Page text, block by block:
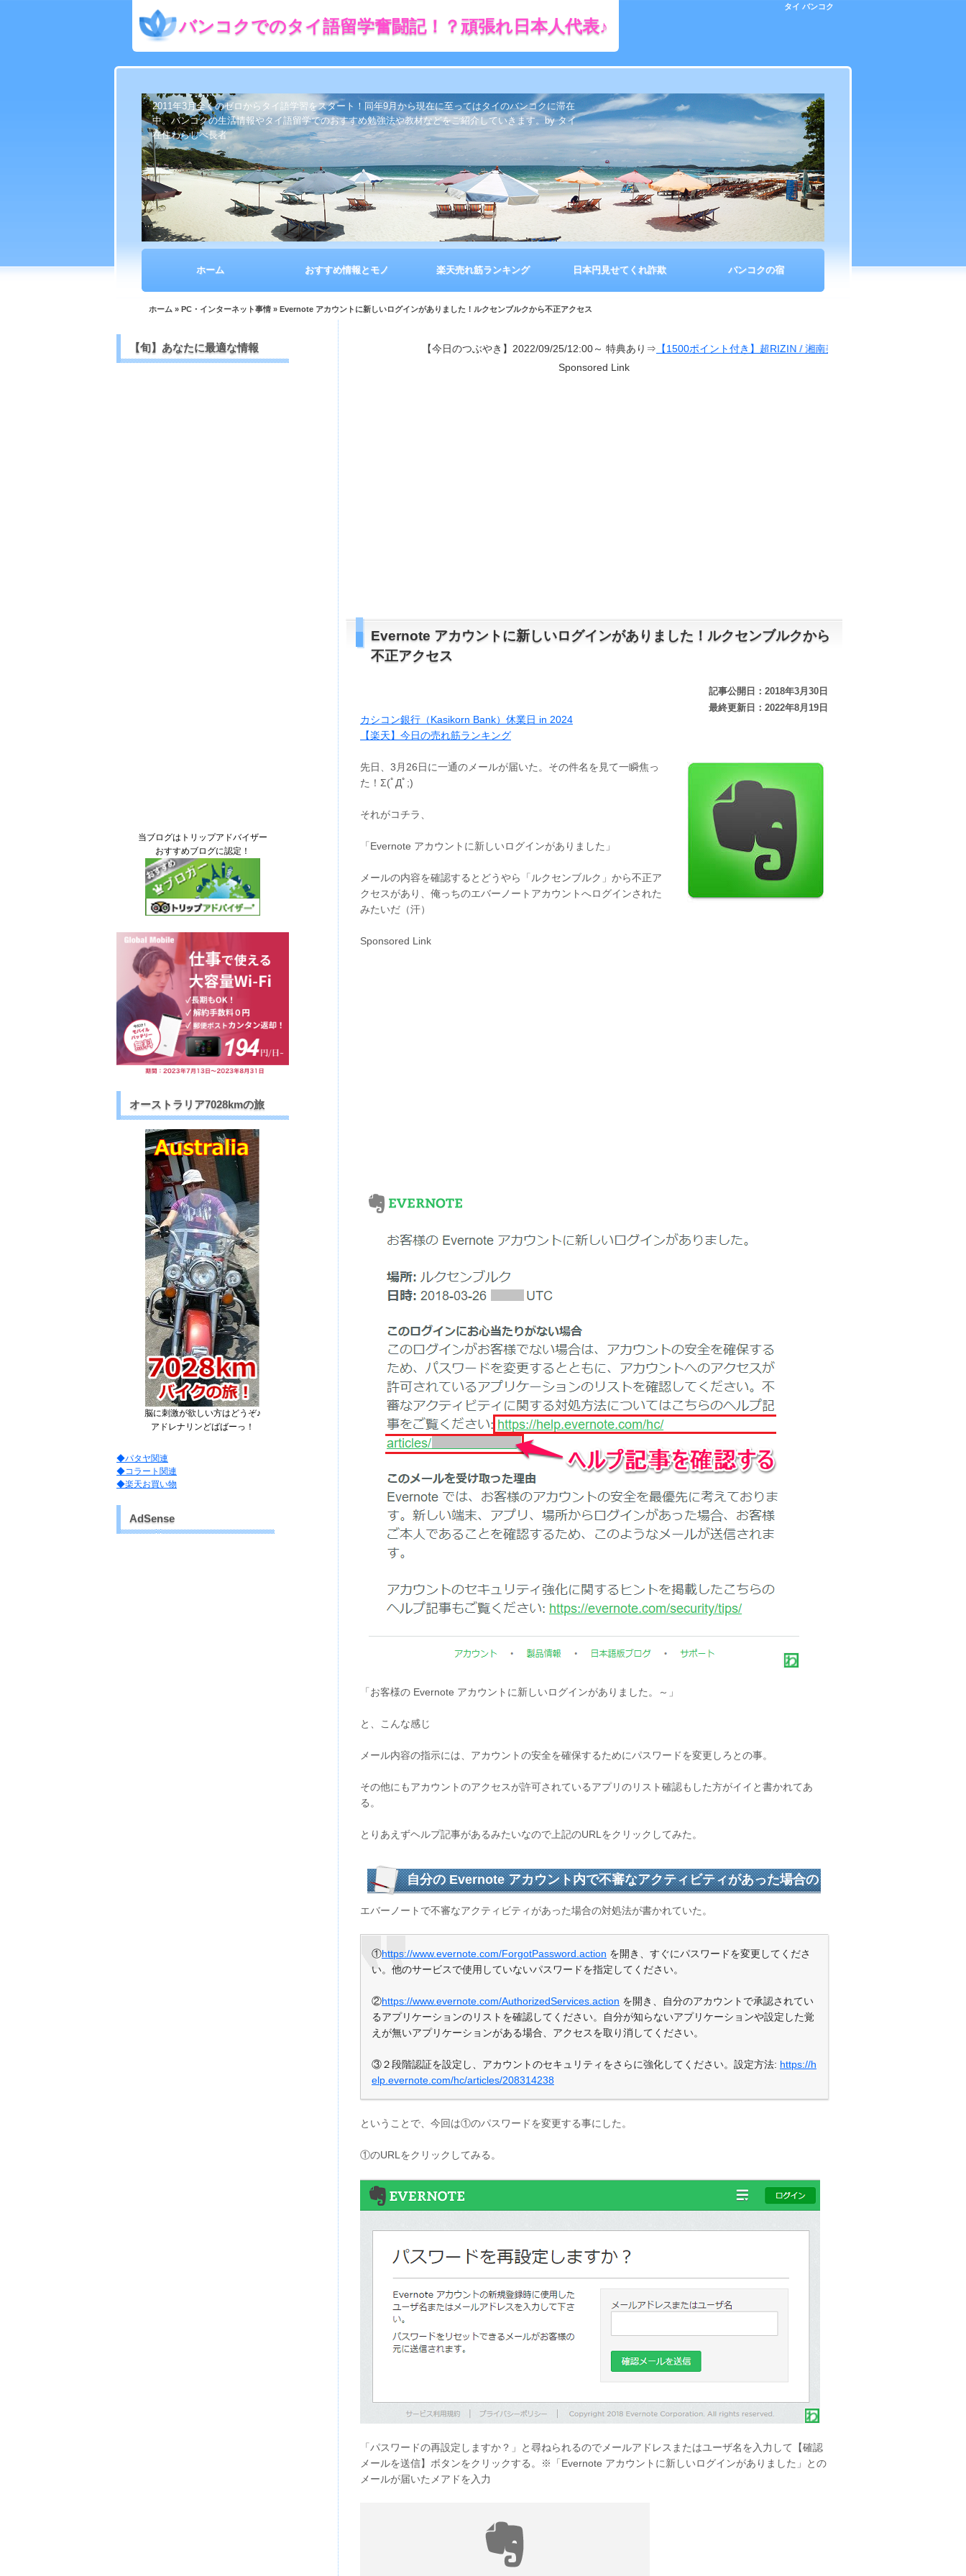
タイ バンコク
バンコクでのタイ語留学奮闘記！？頑張れ日本人代表♪
2011年3月全くのゼロからタイ語学習をスタート！同年9月から現在に至ってはタイのバンコクに滞在
中。バンコクの生活情報やタイ語留学でのおすすめ勉強法や教材などをご紹介していきます。by タイ
在住わらしべ長者
ホーム おすすめ情報とモノ 楽天売れ筋ランキング 日本円見せてくれ詐欺 バンコクの宿
ホーム » PC・インターネット事情 » Evernote アカウントに新しいログインがありました！ルクセンブルクから不正アクセス
【今日のつぶやき】2022/09/25/12:00～ 特典あり⇒ 【1500ポイント付き】超RIZIN / 湘南美容クリニック presents RIZIN.38
Sponsored Link
Evernote アカウントに新しいログインがありました！ルクセンブルクから
不正アクセス
記事公開日：2018年3月30日
最終更新日：2022年8月19日
カシコン銀行（Kasikorn Bank）休業日 in 2024
【楽天】今日の売れ筋ランキング
先日、3月26日に一通のメールが届いた。その件名を見て一瞬焦っ
た！Σ(ﾟДﾟ;)
それがコチラ、
「Evernote アカウントに新しいログインがありました」
メールの内容を確認するとどうやら「ルクセンブルク」から不正ア
クセスがあり、俺っちのエバーノートアカウントへログインされた
みたいだ（汗）
Sponsored Link
「お客様の Evernote アカウントに新しいログインがありました。～」
と、こんな感じ
メール内容の指示には、アカウントの安全を確保するためにパスワードを変更しろとの事。
その他にもアカウントのアクセスが許可されているアプリのリスト確認もした方がイイと書かれてあ
る。
とりあえずヘルプ記事があるみたいなので上記のURLをクリックしてみた。
自分の Evernote アカウント内で不審なアクティビティがあった場合の
対処法
エバーノートで不審なアクティビティがあった場合の対処法が書かれていた。
①https://www.evernote.com/ForgotPassword.action を開き、すぐにパスワードを変更してくださ
い。他のサービスで使用していないパスワードを指定してください。
②https://www.evernote.com/AuthorizedServices.action を開き、自分のアカウントで承認されてい
るアプリケーションのリストを確認してください。自分が知らないアプリケーションや設定した覚
えが無いアプリケーションがある場合、アクセスを取り消してください。
③２段階認証を設定し、アカウントのセキュリティをさらに強化してください。設定方法: https://h
elp.evernote.com/hc/articles/208314238
ということで、今回は①のパスワードを変更する事にした。
①のURLをクリックしてみる。
「パスワードの再設定しますか？」と尋ねられるのでメールアドレスまたはユーザ名を入力して【確認
メールを送信】ボタンをクリックする。※「Evernote アカウントに新しいログインがありました」との
メールが届いたメアドを入力
【旬】あなたに最適な情報
当ブログはトリップアドバイザー
おすすめブログに認定！
オーストラリア7028kmの旅
脳に刺激が欲しい方はどうぞ♪
アドレナリンどばばーっ！
◆パタヤ関連
◆コラート関連
◆楽天お買い物
AdSense